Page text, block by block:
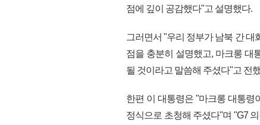
점에 깊이 공감했다"고 설명했다.
그러면서 "우리 정부가 남북 간 대
점을 충분히 설명했고, 마크롱 대
될 것이라고 말씀해 주셨다"고 전
한편 이 대통령은 "마크롱 대통령
정식으로 초청해 주셨다"며 "G7